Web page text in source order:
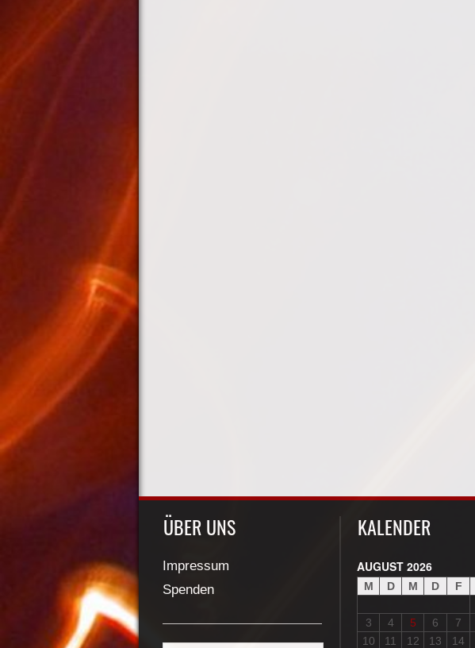
ÜBER UNS
Impressum
Spenden
KALENDER
AUGUST 2026
M D M D F
3
4 5 6 7
10
11 12 13 14